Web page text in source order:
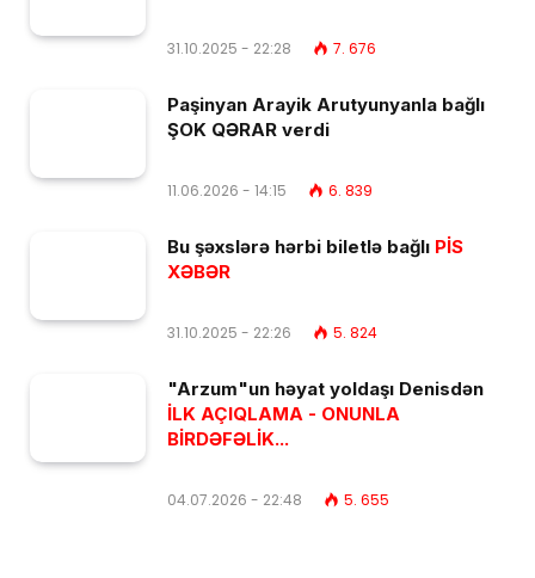
31.10.2025 - 22:28 7. 676
Paşinyan Arayik Arutyunyanla bağlı
ŞOK QƏRAR verdi
11.06.2026 - 14:15 6. 839
Bu şəxslərə hərbi biletlə bağlı PİS
XƏBƏR
31.10.2025 - 22:26 5. 824
"Arzum"un həyat yoldaşı Denisdən
İLK AÇIQLAMA - ONUNLA
BİRDƏFƏLİK...
04.07.2026 - 22:48 5. 655